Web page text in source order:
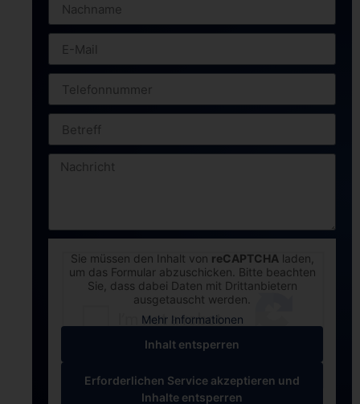
Sie müssen den Inhalt von reCAPTCHA laden,
um das Formular abzuschicken. Bitte beachten
Sie, dass dabei Daten mit Drittanbietern
ausgetauscht werden.
Mehr Informationen
Inhalt entsperren
Erforderlichen Service akzeptieren und
Inhalte entsperren